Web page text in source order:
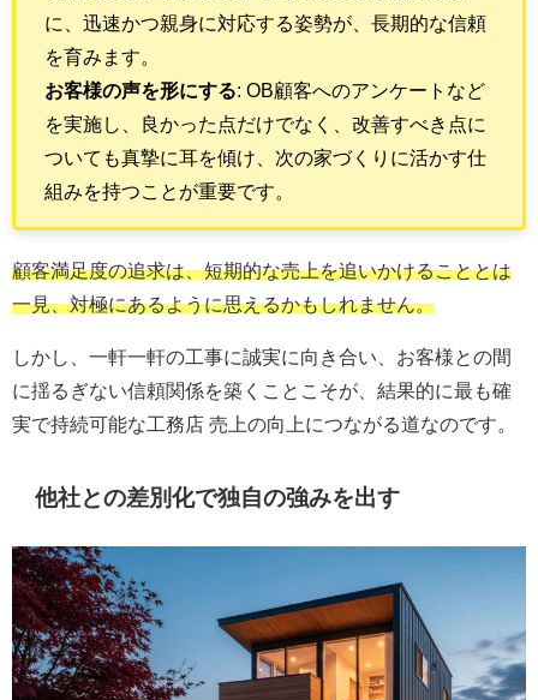
に、迅速かつ親身に対応する姿勢が、長期的な信頼
を育みます。
お客様の声を形にする: OB顧客へのアンケートなど
を実施し、良かった点だけでなく、改善すべき点に
ついても真摯に耳を傾け、次の家づくりに活かす仕
組みを持つことが重要です。
顧客満足度の追求は、短期的な売上を追いかけることとは
一見、対極にあるように思えるかもしれません。
しかし、一軒一軒の工事に誠実に向き合い、お客様との間
に揺るぎない信頼関係を築くことこそが、結果的に最も確
実で持続可能な工務店 売上の向上につながる道なのです。
他社との差別化で独自の強みを出す